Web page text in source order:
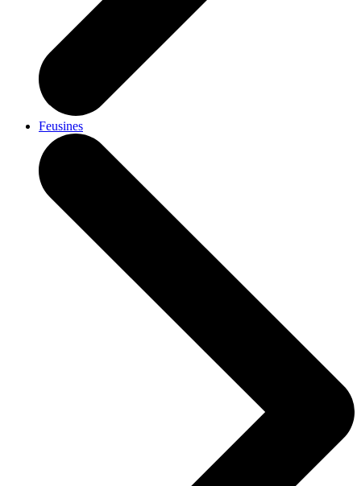
Feusines